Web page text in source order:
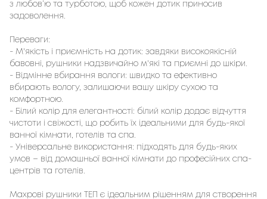
з любов’ю та турботою, щоб кожен дотик приносив
задоволення.
Переваги:
- М'якість і приємність на дотик: завдяки високоякісній
бавовні, рушники надзвичайно м'які та приємні до шкіри.
- Відмінне вбирання вологи: швидко та ефективно
вбирають вологу, залишаючи вашу шкіру сухою та
комфортною.
- Білий колір для елегантності: білий колір додає відчуття
чистоти і свіжості, що робить їх ідеальними для будь-якої
ванної кімнати, готелів та спа.
- Універсальне використання: підходять для будь-яких
умов – від домашньої ванної кімнати до професійних спа-
центрів та готелів.
Махрові рушники ТЕП є ідеальним рішенням для створення